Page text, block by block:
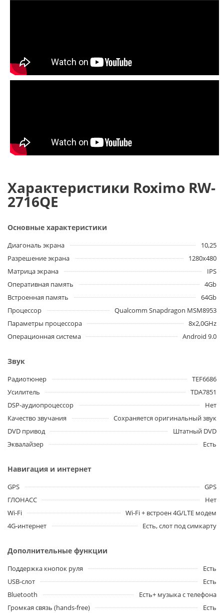
Характеристики Roximo RW-
2716QE
Основные характеристики
Диагональ экрана
10,25
Разрешение экрана
1280x480
Матрица экрана
IPS
Оперативная память
4Gb
Встроенная память
64Gb
Процессор
Qualcomm Snapdragon MSM8953
Параметры процессора
8x2,0GHz
Операционная система
Android 9.0
Звук
Радиотюнер
TEF6686
Усилитель
TDA7851
DSP-аудиопроцессор
Нет
Качество звучания
Сохраняется оригинальный звук
DVD привод
Штатный DVD
Эквалайзер
Есть
Навигация и интернет
GPS
GPS
ГЛОНАСС
Нет
Wi-Fi
Wi-Fi + встроен 4G/LTE модем
4G-интернет
Есть, слот под симкарту
Дополнительные функции
Поддержка кнопок руля
Есть
USB-слот
Есть
Bluetooth
Есть+ музыка с телефона
Громкая связь (hands-free)
Есть